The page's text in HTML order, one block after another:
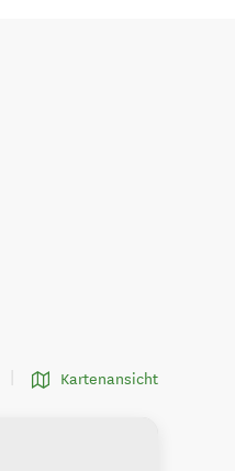
Kartenansicht